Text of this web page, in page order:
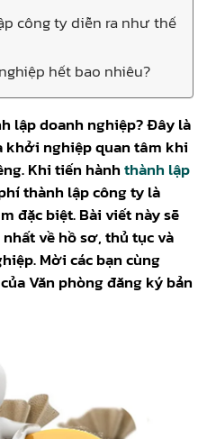
công ty diễn ra như thế
hết bao nhiêu?
lập doanh nghiệp? Đây là
khởi nghiệp quan tâm khi
Khi tiến hànhthành lập
thành lập công ty là
đặc biệt. Bài viết này sẽ
về hồ sơ, thủ tục và
Mời các bạn cùng
Văn phòng đăng ký bản